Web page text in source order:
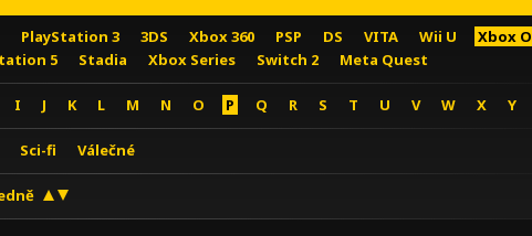
PlayStation 3 3DS Xbox 360 PSP DS VITA Wii U
Xbox
5 Stadia Xbox Series Switch 2 Meta Quest
I J K L M N O P Q R S T U V W X Y
Sci-fi Válečné